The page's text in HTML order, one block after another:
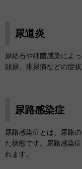
尿道炎
尿結石や細菌感染によ
頻尿、排尿痛などの症状
尿路感染症
尿路感染症とは、尿路
た状態です。尿路感染
れます。